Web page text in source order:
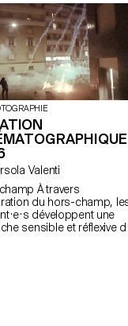
Orsola Valenti
À travers
du hors-champ,
développent une
sensible et réflexive